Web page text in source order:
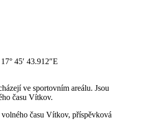
45′ 43.912″E
ve sportovním areálu. Jsou
času Vítkov.
volného času Vítkov, příspěvková